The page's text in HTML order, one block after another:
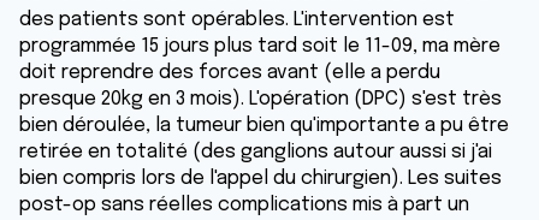
des patients sont opérables. L'intervention est
programmée 15 jours plus tard soit le 11-09, ma mère
doit reprendre des forces avant (elle a perdu
presque 20kg en 3 mois). L'opération (DPC) s'est très
bien déroulée, la tumeur bien qu'importante a pu être
retirée en totalité (des ganglions autour aussi si j'ai
bien compris lors de l'appel du chirurgien). Les suites
post-op sans réelles complications mis à part un